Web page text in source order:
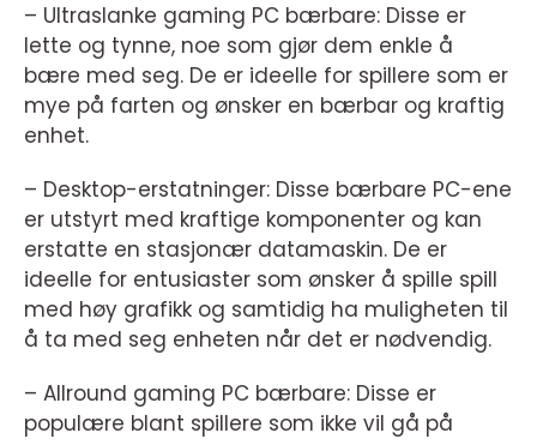
– Ultraslanke gaming PC bærbare: Disse er
lette og tynne, noe som gjør dem enkle å
bære med seg. De er ideelle for spillere som er
mye på farten og ønsker en bærbar og kraftig
enhet.
– Desktop-erstatninger: Disse bærbare PC-ene
er utstyrt med kraftige komponenter og kan
erstatte en stasjonær datamaskin. De er
ideelle for entusiaster som ønsker å spille spill
med høy grafikk og samtidig ha muligheten til
å ta med seg enheten når det er nødvendig.
– Allround gaming PC bærbare: Disse er
populære blant spillere som ikke vil gå på